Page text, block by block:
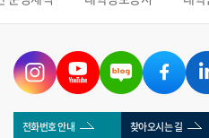
전화번호 안내 찾아오시는 길